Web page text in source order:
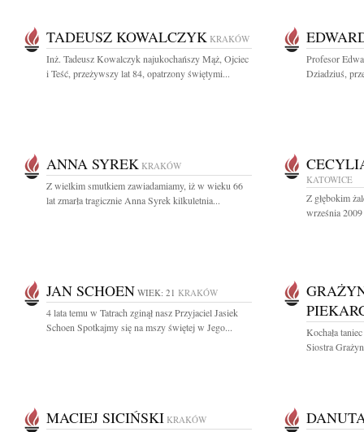
TADEUSZ KOWALCZYK KRAKÓW
Inż. Tadeusz Kowalczyk najukochańszy Mąż, Ojciec
i Teść, przeżywszy lat 84, opatrzony świętymi...
Profesor
Dziadziuś,
ANNA SYREK KRAKÓW
Z wielkim smutkiem zawiadamiamy, iż w wieku 66
lat zmarła tragicznie Anna Syrek kilkuletnia...
KATOWICE
Z głębokim
września
JAN SCHOEN WIEK: 21 KRAKÓW
4 lata temu w Tatrach zginął nasz Przyjaciel Jasiek
Schoen Spotkajmy się na mszy świętej w Jego...
Kochała
Siostra
MACIEJ SICIŃSKI KRAKÓW